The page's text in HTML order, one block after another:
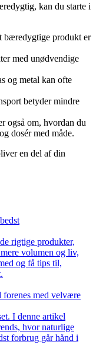
kan du starte i
bæredygtige produkt er
med unødvendige
og metal kan ofte
betyder mindre
også om, hvordan du
dosér med måde.
en del af din
rigtige produkter,
volumen og liv,
og få tips til,
forenes med velvære
I denne artikel
hvor naturlige
forbrug går hånd i